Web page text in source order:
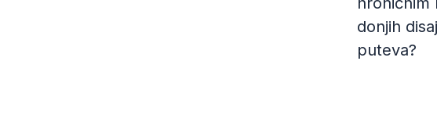
donjih
puteva?